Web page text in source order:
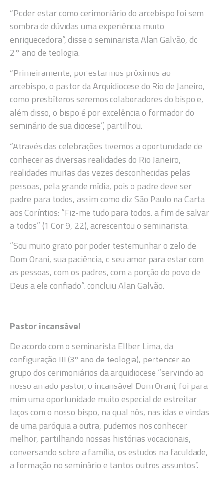
“Poder estar como cerimoniário do arcebispo foi sem
sombra de dúvidas uma experiência muito
enriquecedora”, disse o seminarista Alan Galvão, do
2° ano de teologia.
“Primeiramente, por estarmos próximos ao
arcebispo, o pastor da Arquidiocese do Rio de Janeiro,
como presbíteros seremos colaboradores do bispo e,
além disso, o bispo é por excelência o formador do
seminário de sua diocese”, partilhou.
“Através das celebrações tivemos a oportunidade de
conhecer as diversas realidades do Rio Janeiro,
realidades muitas das vezes desconhecidas pelas
pessoas, pela grande mídia, pois o padre deve ser
padre para todos, assim como diz São Paulo na Carta
aos Coríntios: “Fiz-me tudo para todos, a fim de salvar
a todos” (1 Cor 9, 22), acrescentou o seminarista.
“Sou muito grato por poder testemunhar o zelo de
Dom Orani, sua paciência, o seu amor para estar com
as pessoas, com os padres, com a porção do povo de
Deus a ele confiado”, concluiu Alan Galvão.
Pastor incansável
De acordo com o seminarista Ellber Lima, da
configuração III (3º ano de teologia), pertencer ao
grupo dos cerimoniários da arquidiocese “servindo ao
nosso amado pastor, o incansável Dom Orani, foi para
mim uma oportunidade muito especial de estreitar
laços com o nosso bispo, na qual nós, nas idas e vindas
de uma paróquia a outra, pudemos nos conhecer
melhor, partilhando nossas histórias vocacionais,
conversando sobre a família, os estudos na faculdade,
a formação no seminário e tantos outros assuntos”.